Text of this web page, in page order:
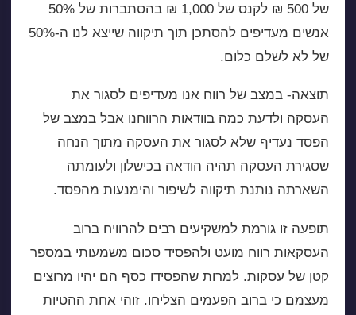
של 500 ₪ לקנס של 1,000 ₪ בהסתברות של 50%
אנשים מעדיפים להסתכן תוך תיקווה שייצא לנו ה-50%
של לא לשלם כלום.
תוצאה- במצב של רווח אנו מעדיפים לסגור את
העסקה ולדעת כמה בוודאות הרווחנו אבל במצב של
הפסד נעדיף שלא לסגור את העסקה מתוך הנחה
שסגירת העסקה תהיה הודאה בכישלון ולעומתה
השארתה נותנת תיקווה לשיפור והימנעות מהפסד.
תופעה זו גורמת למשקיעים רבים להרוויח ברוב
העסקאות רווח מועט ולהפסיד סכום משמעותי במספר
קטן של עסקות. למרות שהפסידו כסף הם יהיו מרוצים
מעצמם כי ברוב הפעמים הצליחו. זוהי אחת ההטיות